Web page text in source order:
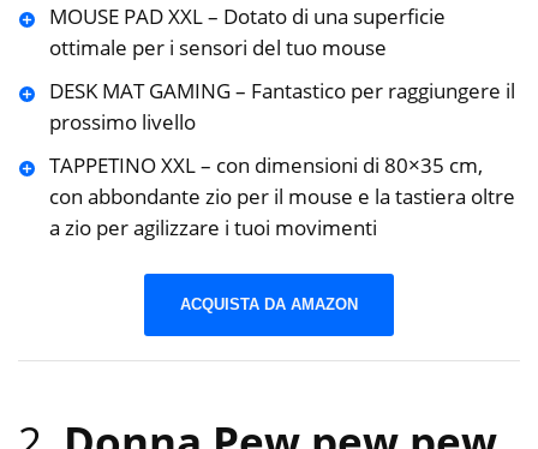
MOUSE PAD XXL – Dotato di una superficie
ottimale per i sensori del tuo mouse
DESK MAT GAMING – Fantastico per raggiungere il
prossimo livello
TAPPETINO XXL – con dimensioni di 80×35 cm,
con abbondante zio per il mouse e la tastiera oltre
a zio per agilizzare i tuoi movimenti
ACQUISTA DA AMAZON